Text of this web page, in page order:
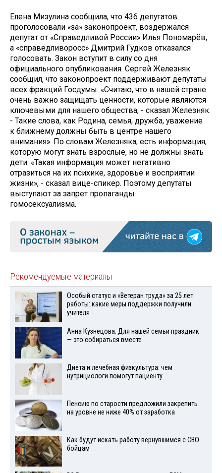
Елена Мизулина сообщила, что 436 депутатов
проголосовали «за» законопроект, воздержался
депутат от «Справедливой России» Илья Пономарёв,
а «справедливоросс» Дмитрий Гудков отказался
голосовать. Закон вступит в силу со дня
официального опубликования. Сергей Железняк
сообщил, что законопроект поддерживают депутаты
всех фракций Госдумы. «Считаю, что в нашей стране
очень важно защищать ценности, которые являются
ключевыми для нашего общества, - сказал Железняк.
- Такие слова, как Родина, семья, дружба, уважение
к ближнему должны быть в центре нашего
внимания». По словам Железняка, есть информация,
которую могут знать взрослые, но не должны знать
дети. «Такая информация может негативно
отразиться на их психике, здоровье и восприятии
жизни», - сказал вице-спикер. Поэтому депутаты
выступают за запрет пропаганды
гомосексуализма.
Рекомендуемые материалы
Особый статус и «Ветеран труда» за 25 лет
работы: какие меры поддержки получили
учителя
Анна Кузнецова: Для нашей семьи праздник
— это собираться вместе
Диета и лечебная физкультура: чем
нутрициологи помогут пациенту
Пенсию по старости предложили закрепить
на уровне не ниже 40% от заработка
Как будут искать работу вернувшимся с СВО
бойцам